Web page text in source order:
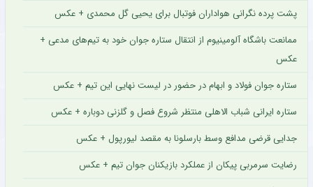
پشت پرده نگرانی هواداران فوتبال برای یحیی گل محمدی + عکس
ممانعت باشگاه آلومینیوم از انتقال ستاره جوان خود به تیم‌های مدعی +
عکس
ستاره جوان فولاد و ابهام در حضور در لیست نهایی این تیم + عکس
ستاره ایرانی شباب الاهلی منتظر شروع فصل و گلزنی دوباره + عکس
جدایی قرضی مدافع وسط بارسلونا به مقصد لیورپول + عکس
رضایت سرمربی پیکان از عملکرد بازیکنان جوان تیم + عکس